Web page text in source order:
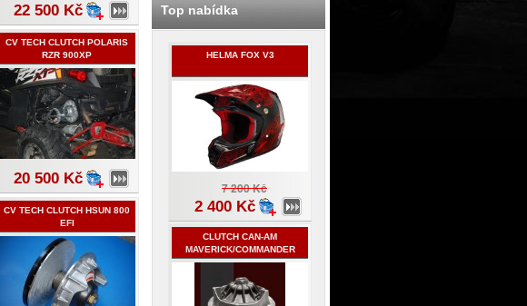
22 500 Kč
CV TECH CLUTCH POLARIS
RZR 900XP
20 500 Kč
CV TECH CLUTCH HSUN 800
EFI
Top nabídka
HELMA FOX V3
7 200 Kč
2 400 Kč
CLUTCH CAN-AM
MAVERICK/COMMANDER
1000